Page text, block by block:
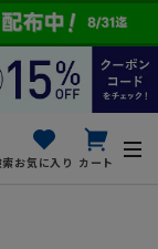
お気に入り カート